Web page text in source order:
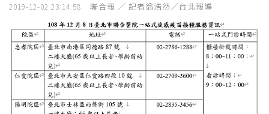
2019-12-02 23:14:58 聯合報 ／ 記者翁浩然／台北報導